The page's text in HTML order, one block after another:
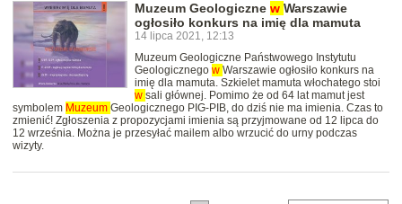
Muzeum Geologiczne w Warszawie
ogłosiło konkurs na imię dla mamuta
14 lipca 2021, 12:13
Muzeum Geologiczne Państwowego Instytutu
Geologicznego w Warszawie ogłosiło konkurs na
imię dla mamuta. Szkielet mamuta włochatego stoi
w sali głównej. Pomimo że od 64 lat mamut jest
symbolem Muzeum Geologicznego PIG-PIB, do dziś nie ma imienia. Czas to
zmienić! Zgłoszenia z propozycjami imienia są przyjmowane od 12 lipca do
12 września. Można je przesyłać mailem albo wrzucić do urny podczas
wizyty.